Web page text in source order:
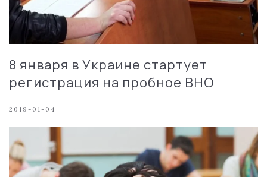
8 января в Украине стартует
регистрация на пробное ВНО
2019-01-04